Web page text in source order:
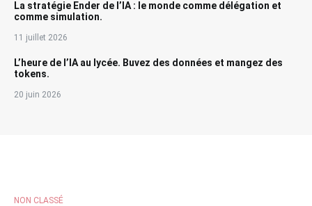
La stratégie Ender de l’IA : le monde comme délégation et
comme simulation.
11 juillet 2026
L’heure de l’IA au lycée. Buvez des données et mangez des
tokens.
20 juin 2026
NON CLASSÉ